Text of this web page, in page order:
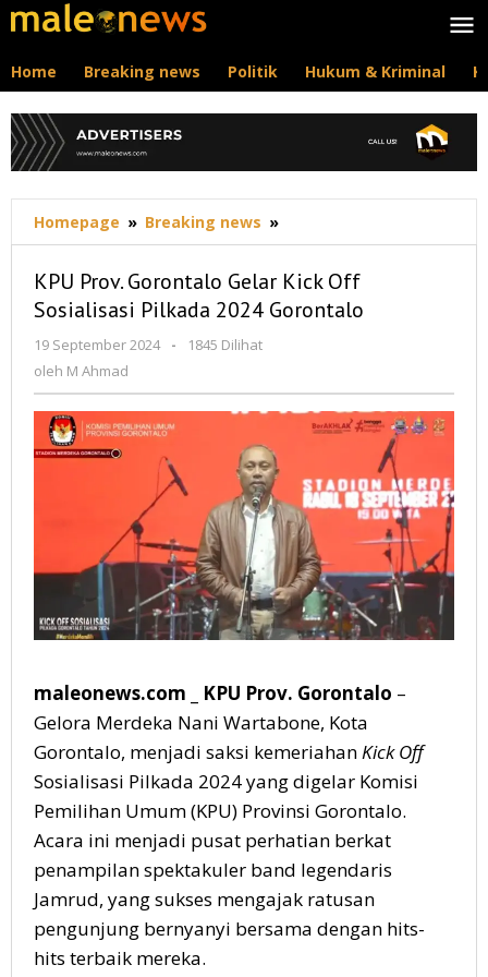
Lewati
ke
Home Breaking news Politik Hukum & Kriminal
Homepage » Breaking news »
Prov.
Gelar
Kick
Gorontalo
KPU Prov. Gorontalo Gelar Kick Off
Sosialisasi Pilkada 2024 Gorontalo
19 September 2024
oleh
-
1845 Dilihat
oleh M Ahmad
maleonews.com _ KPU Prov. Gorontalo –
Gelora Merdeka Nani Wartabone, Kota
Gorontalo, menjadi saksi kemeriahanKick Off
Sosialisasi Pilkada 2024 yang digelar Komisi
Pemilihan Umum (KPU) Provinsi Gorontalo.
Acara ini menjadi pusat perhatian berkat
penampilan spektakuler band legendaris
Jamrud, yang sukses mengajak ratusan
pengunjung bernyanyi bersama dengan hits-
hits terbaik mereka.